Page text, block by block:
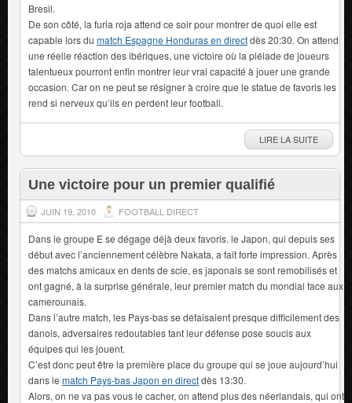
Bresil.
De son côté, la furia roja attend ce soir pour montrer de quoi elle est
capable lors du match Espagne Honduras en directdès 20:30. On attend
une réelle réaction des ibériques, une victoire où la pléiade de joueurs
talentueux pourront enfin montrer leur vrai capacité à jouer une grande
occasion. Car on ne peut se résigner à croire que le statue de favoris les
rend si nerveux qu’ils en perdent leur football.
LIRE LA SUITE
Une victoire pour un premier qualifié
JUIN 19, 2010 FOOTBALL DIRECT
Dans le groupe E se dégage déjà deux favoris. le Japon, qui depuis ses
début avec l’anciennement célèbre Nakata, a fait forte impression. Après
des matchs amicaux en dents de scie, es japonais se sont remobilisés et
ont gagné, à la surprise générale, leur premier match du mondial face aux
camerounais.
Dans l’autre match, les Pays-bas se défaisaient presque difficilement des
danois, adversaires redoutables tant leur défense pose soucis aux
équipes qui les jouent.
C’est donc peut être la première place du groupe qui se joue aujourd’hui
dans le match Pays-bas Japon en directdès 13:30.
Alors, on ne va pas vous le cacher, on attend plus des néerlandais, qui ont